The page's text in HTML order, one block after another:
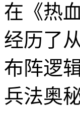
在《热
经历了
布阵逻
兵法奥秘